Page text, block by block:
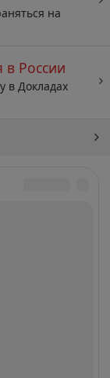
на
в России
в Докладах